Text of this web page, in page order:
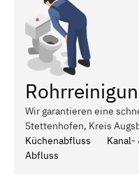
Wir garantieren eine
Stettenhofen, Kreis
Küchenabfluss
Kanal-
Abfluss